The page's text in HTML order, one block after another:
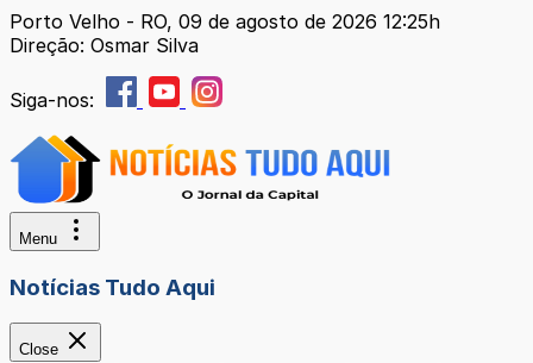
Porto Velho - RO, 09 de agosto de 2026 12:25h
Direção: Osmar Silva
Siga-nos:
Menu
Notícias Tudo Aqui
Close